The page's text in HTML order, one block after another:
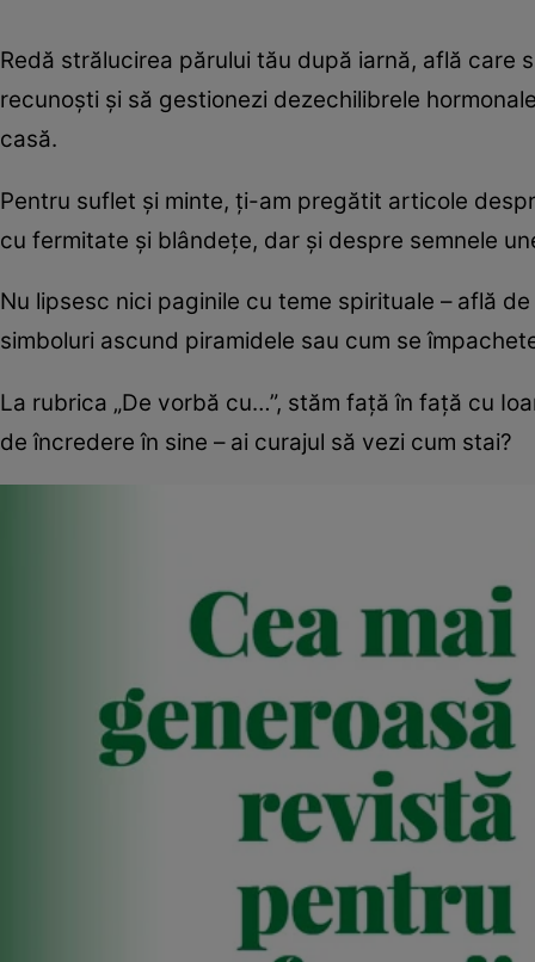
Redă strălucirea părului tău după iarnă, află care
recunoști și să gestionezi dezechilibrele
casă.
Pentru suflet și minte, ți-am pregătit articole
cu fermitate și blândețe, dar și despre semnele
Nu lipsesc nici paginile cu teme spirituale – află
simboluri ascund piramidele sau cum se
La rubrica „De vorbă cu…”, stăm față în față cu
de încredere în sine – ai curajul să vezi cum stai?